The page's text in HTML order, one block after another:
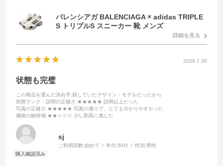
バレンシアガ BALENCIAGA × adidas TRIPLE
S トリプルS スニーカー 靴 メンズ
詳細を見る
2026.7.30
状態も完璧
この商品を選んだ決め手:探していたデザイン・モデルだったから
状態ランク・説明の正確さ :★★★★★ 説明以上だった
写真の正確さ :★★★★★ 写真の通りで、とても分かりやすかった
価格の納得感:★★☆☆☆ 少し割高に感じた
sj
ご利用回数:始めて 年代:50代 性別:男性